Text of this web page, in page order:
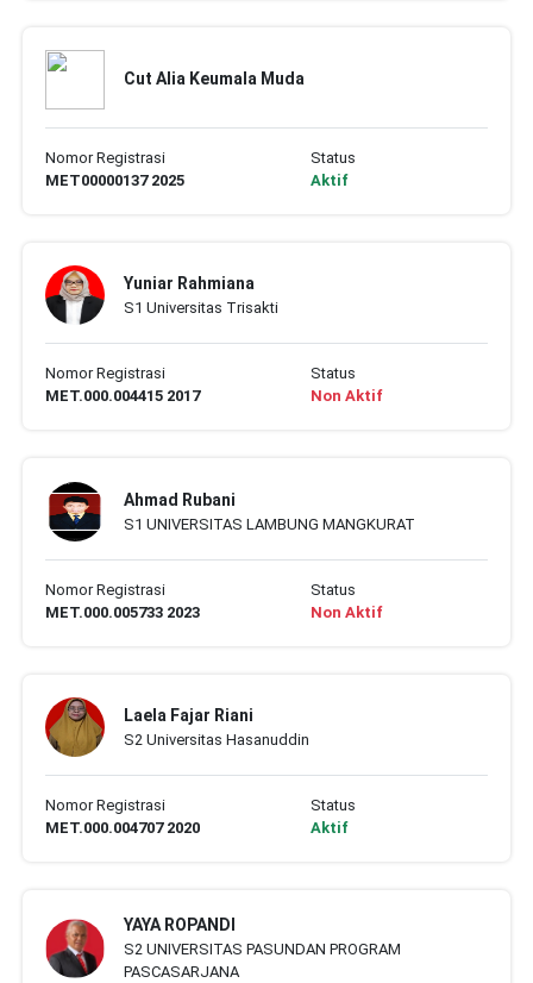
Cut Alia Keumala Muda
Nomor Registrasi
MET00000137 2025
Status
Aktif
Yuniar Rahmiana
S1 Universitas Trisakti
Nomor Registrasi
MET.000.004415 2017
Status
Non Aktif
Ahmad Rubani
S1 UNIVERSITAS LAMBUNG MANGKURAT
Nomor Registrasi
MET.000.005733 2023
Status
Non Aktif
Laela Fajar Riani
S2 Universitas Hasanuddin
Nomor Registrasi
MET.000.004707 2020
Status
Aktif
YAYA ROPANDI
S2 UNIVERSITAS PASUNDAN PROGRAM
PASCASARJANA